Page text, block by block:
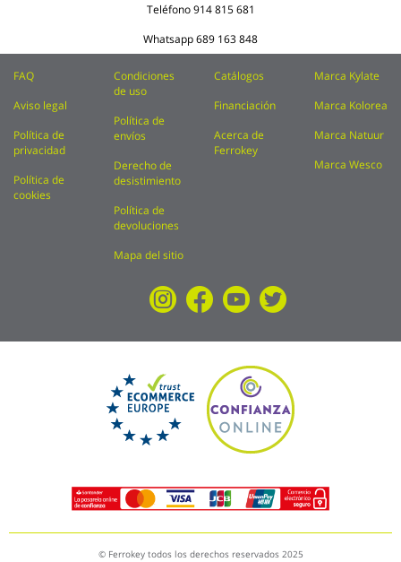
Teléfono914 815 681
Whatsapp689 163 848
FAQ
Aviso legal
Política de
privacidad
Política de
cookies
Condiciones
de uso
Política de
envíos
Derecho de
desistimiento
Política de
devoluciones
Mapa del sitio
Catálogos
Financiación
Acerca de
Ferrokey
Marca Kylate
Marca Kolorea
Marca Natuur
Marca Wesco
© Ferrokey todos los derechos reservados 2025